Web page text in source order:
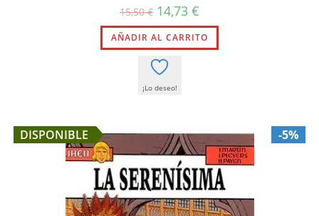
15,50€ El
precio
original
era:
15,50 €.
14,73 €
actual
es:
14,73 €.
AÑADIR AL CARRITO
¡Lo deseo!
DISPONIBLE -5%